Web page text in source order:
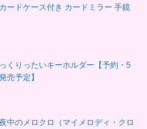
ードケース付き カードミラー 手鏡
くりったいキーホルダー【予約・5
売予定】
中のメロクロ（マイメロディ・クロ